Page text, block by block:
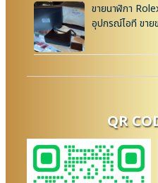
ขายนาฬิกา
อุปกรณ์ไอที ขาย
QR